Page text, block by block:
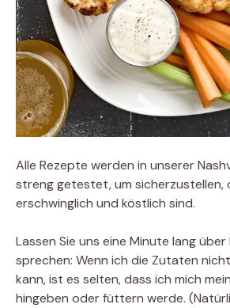
Alle Rezepte werden in unserer
streng getestet, um sicherzustellen,
erschwinglich und köstlich sind.
Lassen Sie uns eine Minute lang
sprechen: Wenn ich die Zutaten
kann, ist es selten, dass ich mich
hingeben oder füttern werde.